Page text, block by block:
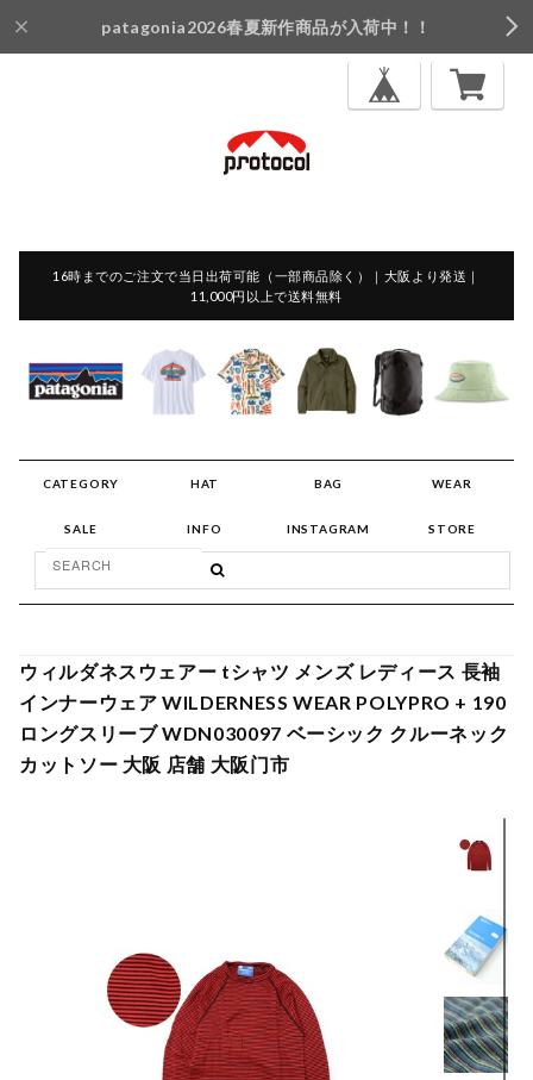
patagonia2026春夏新作商品が入荷中！！
16時までのご注文で当日出荷可能（一部商品除く）｜大阪より発送｜
11,000円以上で送料無料
CATEGORY HAT BAG WEAR
SALE INFO INSTAGRAM STORE
ウィルダネスウェアー tシャツ メンズ レディース 長袖
インナーウェア WILDERNESS WEAR POLYPRO + 190
ロングスリーブ WDN030097 ベーシック クルーネック
カットソー 大阪 店舗 大阪门市